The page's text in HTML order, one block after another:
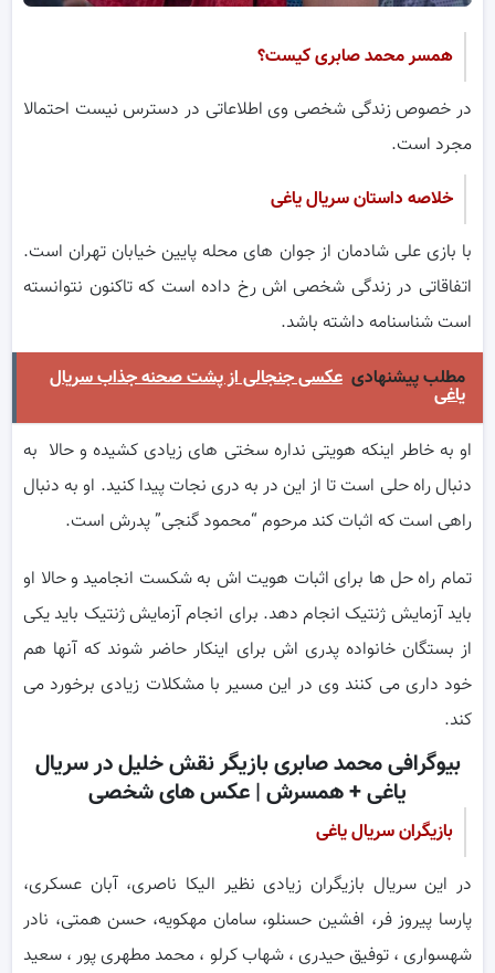
همسر محمد صابری کیست؟
در خصوص زندگی شخصی وی اطلاعاتی در دسترس نیست احتمالا
مجرد است.
خلاصه داستان سریال یاغی
با بازی علی شادمان از جوان های محله پایین خیابان تهران است.
اتفاقاتی در زندگی شخصی اش رخ داده است که تاکنون نتوانسته
است شناسنامه داشته باشد.
مطلب پیشنهادی عکسی جنجالی از پشت صحنه جذاب سریال
یاغی
او به خاطر اینکه هویتی نداره سختی های زیادی کشیده و حالا به
دنبال راه حلی است تا از این در به دری نجات پیدا کنید. او به دنبال
راهی است که اثبات کند مرحوم “محمود گنجی” پدرش است.
تمام راه حل ها برای اثبات هویت اش به شکست انجامید و حالا او
باید آزمایش ژنتیک انجام دهد. برای انجام آزمایش ژنتیک باید یکی
از بستگان خانواده پدری اش برای اینکار حاضر شوند که آنها هم
خود داری می کنند وی در این مسیر با مشکلات زیادی برخورد می
کند.
بیوگرافی محمد صابری بازیگر نقش خلیل در سریال
یاغی + همسرش | عکس های شخصی
بازیگران سریال یاغی
در این سریال بازیگران زیادی نظیر الیکا ناصری، آبان عسکری،
پارسا پیروز فر، افشین حسنلو، سامان مهکویه، حسن همتی، نادر
شهسواری ، توفیق حیدری ، شهاب کرلو ، محمد مطهری پور ، سعید